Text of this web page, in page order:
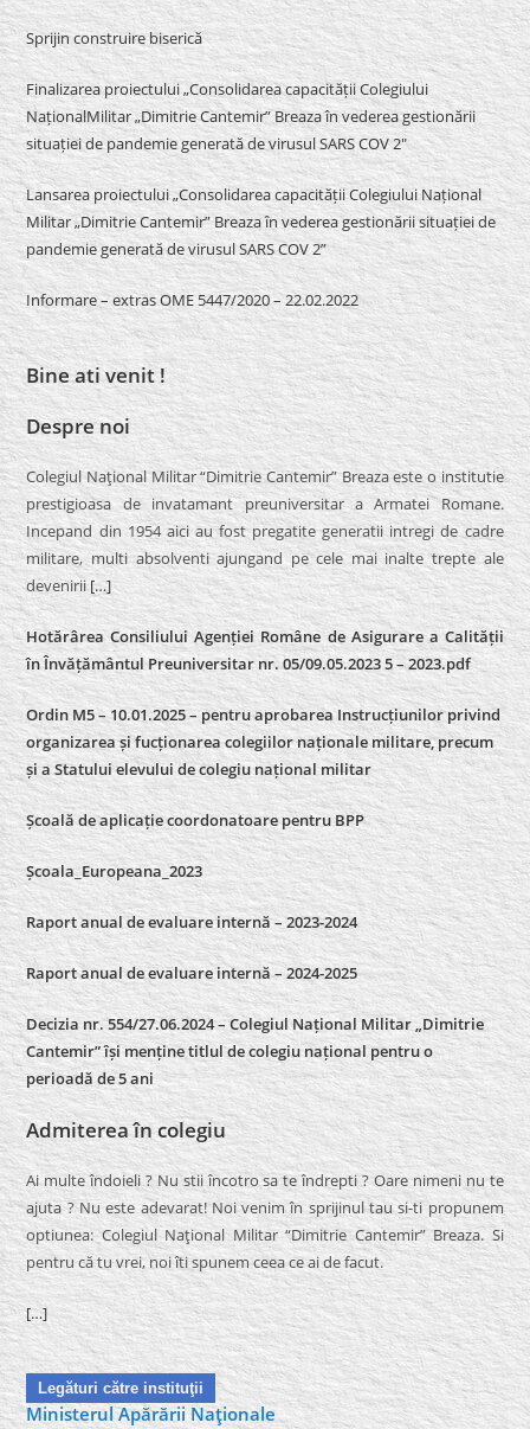
Sprijin construire biserică
Finalizarea proiectului „Consolidarea capacității Colegiului
NaționalMilitar „Dimitrie Cantemir” Breaza în vederea gestionării
situației de pandemie generată de virusul SARS COV 2″
Lansarea proiectului „Consolidarea capacității Colegiului Național
Militar „Dimitrie Cantemir” Breaza în vederea gestionării situației de
pandemie generată de virusul SARS COV 2”
Informare – extras OME 5447/2020 – 22.02.2022
Bine ati venit !
Despre noi
Colegiul Naţional Militar “Dimitrie Cantemir” Breaza este o institutie
prestigioasa de invatamant preuniversitar a Armatei Romane.
Incepand din 1954 aici au fost pregatite generatii intregi de cadre
militare, multi absolventi ajungand pe cele mai inalte trepte ale
devenirii[…]
Hotărârea Consiliului Agenției Române de Asigurare a Calității
în Învățământul Preuniversitar nr. 05/09.05.2023 5 – 2023.pdf
Ordin M5 – 10.01.2025 – pentru aprobarea Instrucțiunilor privind
organizarea și fucționarea colegiilor naționale militare, precum
și a Statului elevului de colegiu național militar
Școală de aplicație coordonatoare pentru BPP
Școala_Europeana_2023
Raport anual de evaluare internă – 2023-2024
Raport anual de evaluare internă –2024-2025
Decizia nr. 554/27.06.2024 – Colegiul Național Militar „Dimitrie
Cantemir” își menține titlul de colegiu național pentru o
perioadă de 5 ani
Admiterea în colegiu
Ai multe îndoieli ? Nu stii încotro sa te îndrepti ? Oare nimeni nu te
ajuta ? Nu este adevarat! Noi venim în sprijinul tau si-ti propunem
optiunea: Colegiul Naţional Militar “Dimitrie Cantemir” Breaza. Si
pentru că tu vrei, noi îti spunem ceea ce ai de facut.
[…]
Legături către instituţii
Ministerul Apărării Naţionale